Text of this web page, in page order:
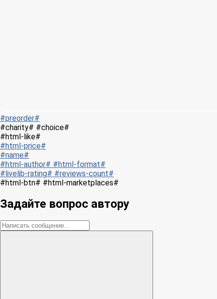
#preorder#
#charity# #choice#
#html-like#
#html-price#
#name#
#html-author# #html-format#
#livelib-rating# #reviews-count#
#html-btn# #html-marketplaces#
Задайте вопрос автору